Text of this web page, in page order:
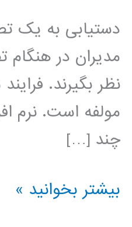
دستیابی به یک
مدیران در هنگام
چند […]
فیلم
بیشتر بخوانید »